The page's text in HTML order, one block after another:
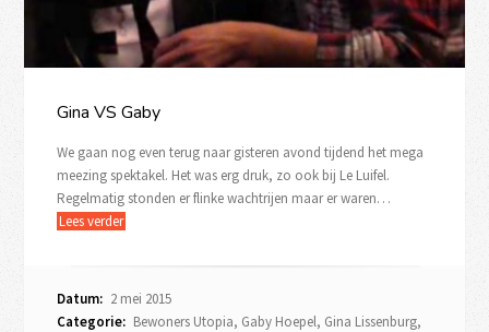
Gina VS Gaby
We gaan nog even terug naar gisteren avond tijdend het mega
meezing spektakel. Het was erg druk, zo ook bij Le Luifel.
Regelmatig stonden er flinke wachtrijen maar er waren…
Lees verder
Datum: 2 mei 2015
Categorie: Bewoners Utopia, Gaby Hoepel, Gina Lissenburg,